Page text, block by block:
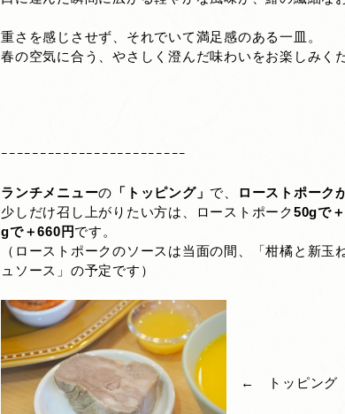
重さを感じさせず、それでいて満足感のある一皿。
春の空気に合う、やさしく澄んだ味わいをお楽しみく
ｰｰｰｰｰｰｰｰｰｰｰｰｰｰｰｰｰｰｰｰｰｰｰｰ
ランチメニューの 「トッピング」 で、
ローストポーク
少しだけ召し上がりたい方は、ローストポーク50gで
gで＋660円です。
（ローストポークのソースは当面の間、「柑橘と新
ュソース」の予定です）
← トッピング「